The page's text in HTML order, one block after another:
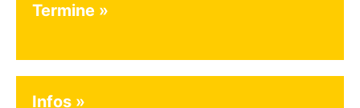
Termine
Infos